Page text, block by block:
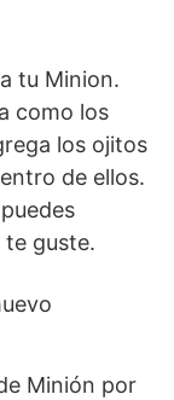
tu Minion.
como los
los ojitos
de ellos.
te guste.
Minión por